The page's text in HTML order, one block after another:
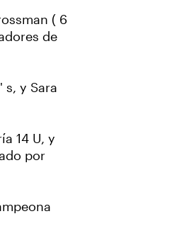
( 6
de
s, y Sara
14 U, y
por